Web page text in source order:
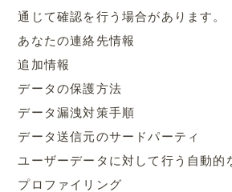
通じて確認を行う場合があります。
あなたの連絡先情報
追加情報
データの保護方法
データ漏洩対策手順
データ送信元のサードパーティ
ユーザーデータに対して行う自動的
プロファイリング